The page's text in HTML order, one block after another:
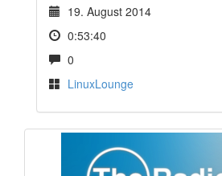
19. August 2014
0:53:40
0
LinuxLounge